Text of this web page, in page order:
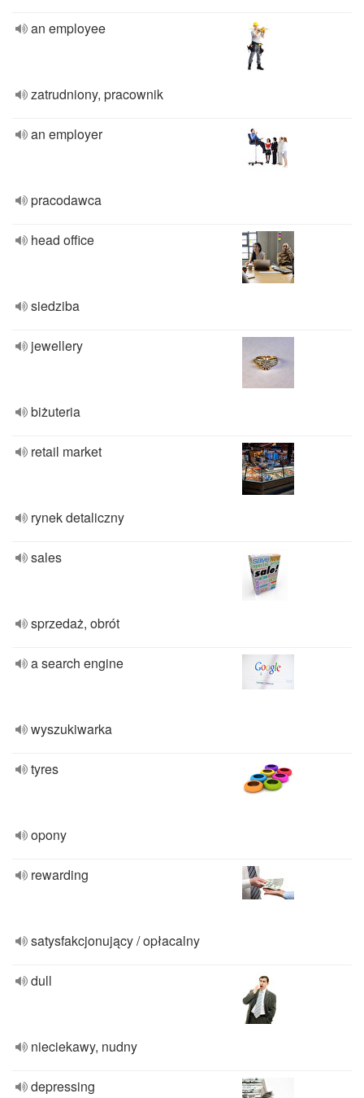
an employee
zatrudniony, pracownik
an employer
pracodawca
head office
siedziba
jewellery
biżuteria
retail market
rynek detaliczny
sales
sprzedaż, obrót
a search engine
wyszukiwarka
tyres
opony
rewarding
satysfakcjonujący / opłacalny
dull
nieciekawy, nudny
depressing